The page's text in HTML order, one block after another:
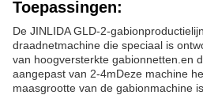
Toepassingen:
De JINLIDA GLD-2-
draadnetmachine die speciaal is
van hoogversterkte gabionnetten.en
aangepast van 2-4mDeze machine
maasgrootte van de gabionmachine